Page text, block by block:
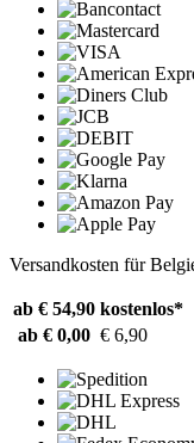
Versandkosten für
ab € 54,90 kostenlos*
ab € 0,00 € 6,90